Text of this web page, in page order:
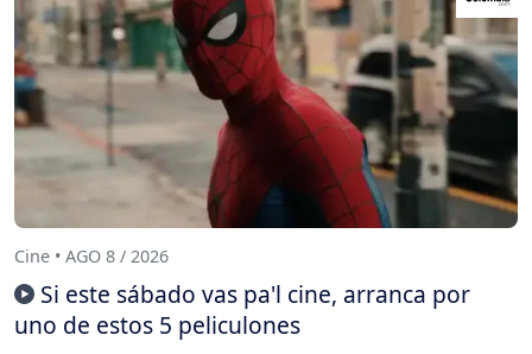
Cine • AGO 8 / 2026
Si este sábado vas pa'l cine, arranca por
uno de estos 5 peliculones